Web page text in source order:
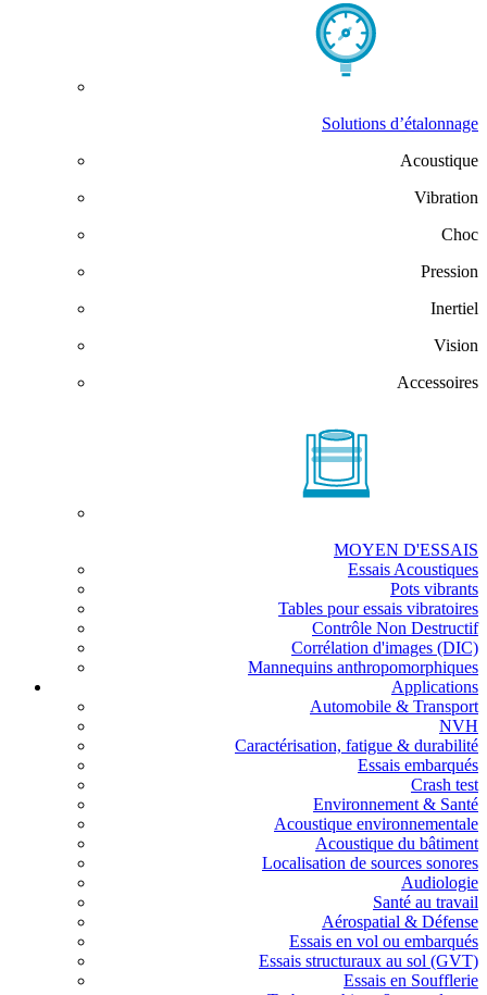
Solutions d’étalonnage
Acoustique
Vibration
Choc
Pression
Inertiel
Vision
Accessoires
MOYEN D'ESSAIS
Essais Acoustiques
Pots vibrants
Tables pour essais vibratoires
Contrôle Non Destructif
Corrélation d'images (DIC)
Mannequins anthropomorphiques
Applications
Automobile & Transport
NVH
Caractérisation, fatigue & durabilité
Essais embarqués
Crash test
Environnement & Santé
Acoustique environnementale
Acoustique du bâtiment
Localisation de sources sonores
Audiologie
Santé au travail
Aérospatial & Défense
Essais en vol ou embarqués
Essais structuraux au sol (GVT)
Essais en Soufflerie